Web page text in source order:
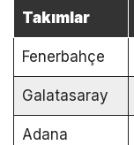
Takımlar
Fenerbahçe
Galatasaray
Adana